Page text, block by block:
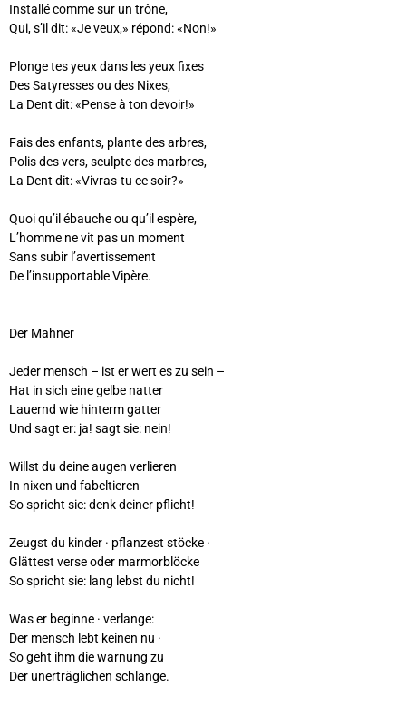
Installé comme sur un trône,
Qui, s’il dit: «Je veux,» répond: «Non!»
Plonge tes yeux dans les yeux fixes
Des Satyresses ou des Nixes,
La Dent dit: «Pense à ton devoir!»
Fais des enfants, plante des arbres,
Polis des vers, sculpte des marbres,
La Dent dit: «Vivras-tu ce soir?»
Quoi qu’il ébauche ou qu’il espère,
L’homme ne vit pas un moment
Sans subir l’avertissement
De l’insupportable Vipère.
Der Mahner
Jeder mensch – ist er wert es zu sein –
Hat in sich eine gelbe natter
Lauernd wie hinterm gatter
Und sagt er: ja! sagt sie: nein!
Willst du deine augen verlieren
In nixen und fabeltieren
So spricht sie: denk deiner pflicht!
Zeugst du kinder · pflanzest stöcke ·
Glättest verse oder marmorblöcke
So spricht sie: lang lebst du nicht!
Was er beginne · verlange:
Der mensch lebt keinen nu ·
So geht ihm die warnung zu
Der unerträglichen schlange.